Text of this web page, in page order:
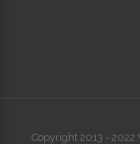
Copyright 2013 -